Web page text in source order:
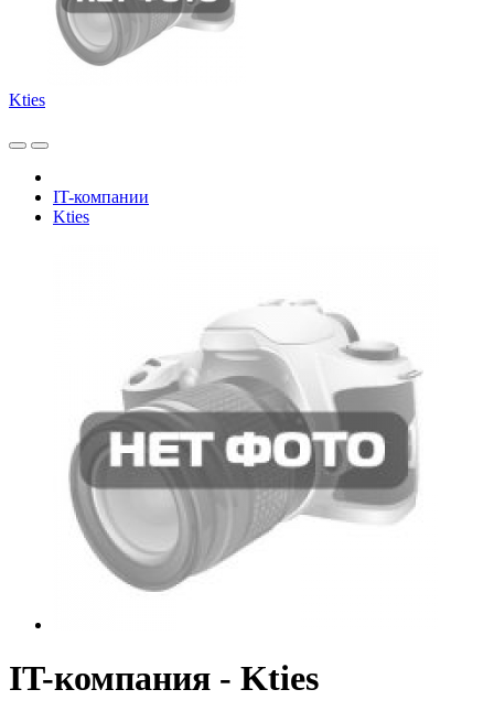
Kties
IT-компании
Kties
IT-компания - Kties